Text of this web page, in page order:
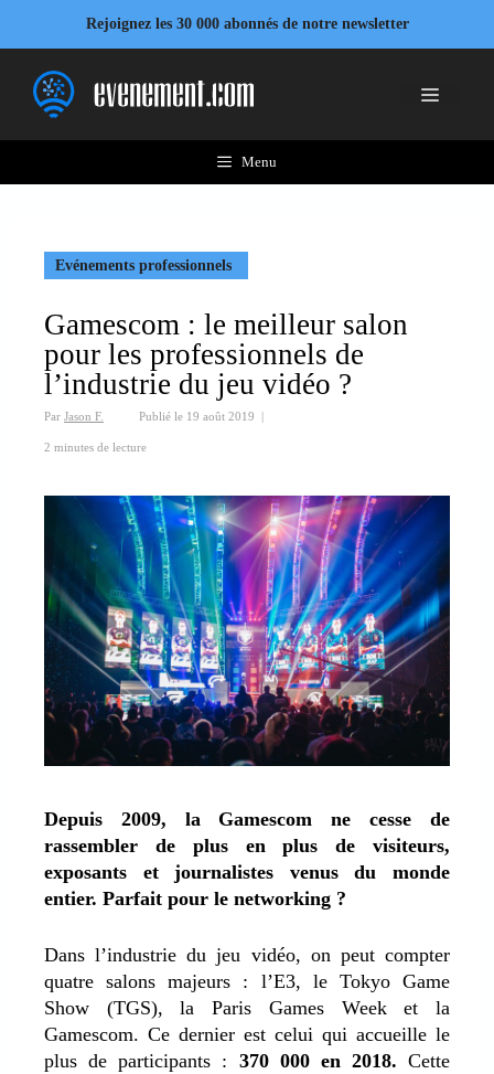
contenu
Rejoignez les 30 000 abonnés de notre newsletter
Menu
Menu
Evénements professionnels
Gamescom : le meilleur salon
pour les professionnels de
l’industrie du jeu vidéo ?
Par Jason F. Publié le 19 août 2019 |
2 minutes de lecture
Depuis 2009, la Gamescom ne cesse de
rassembler de plus en plus de visiteurs,
exposants et journalistes venus du monde
entier. Parfait pour le networking ?
Dans l’industrie du jeu vidéo, on peut compter
quatre salons majeurs : l’E3, le Tokyo Game
Show (TGS), la Paris Games Week et la
Gamescom. Ce dernier est celui qui accueille le
plus de participants : 370 000 en 2018. Cette